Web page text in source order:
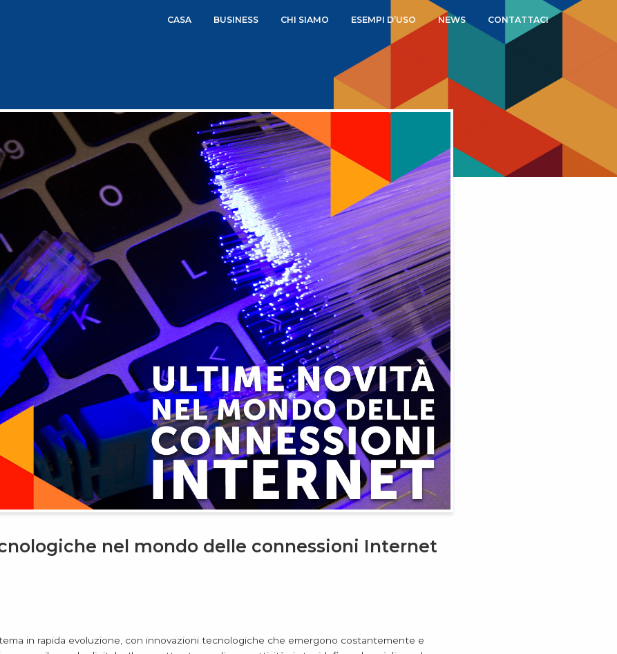
CASA BUSINESS CHI SIAMO ESEMPI D’USO NEWS CONTATTACI
nel mondo delle connessioni Internet
in rapida evoluzione, con innovazioni tecnologiche che emergono costantemente e